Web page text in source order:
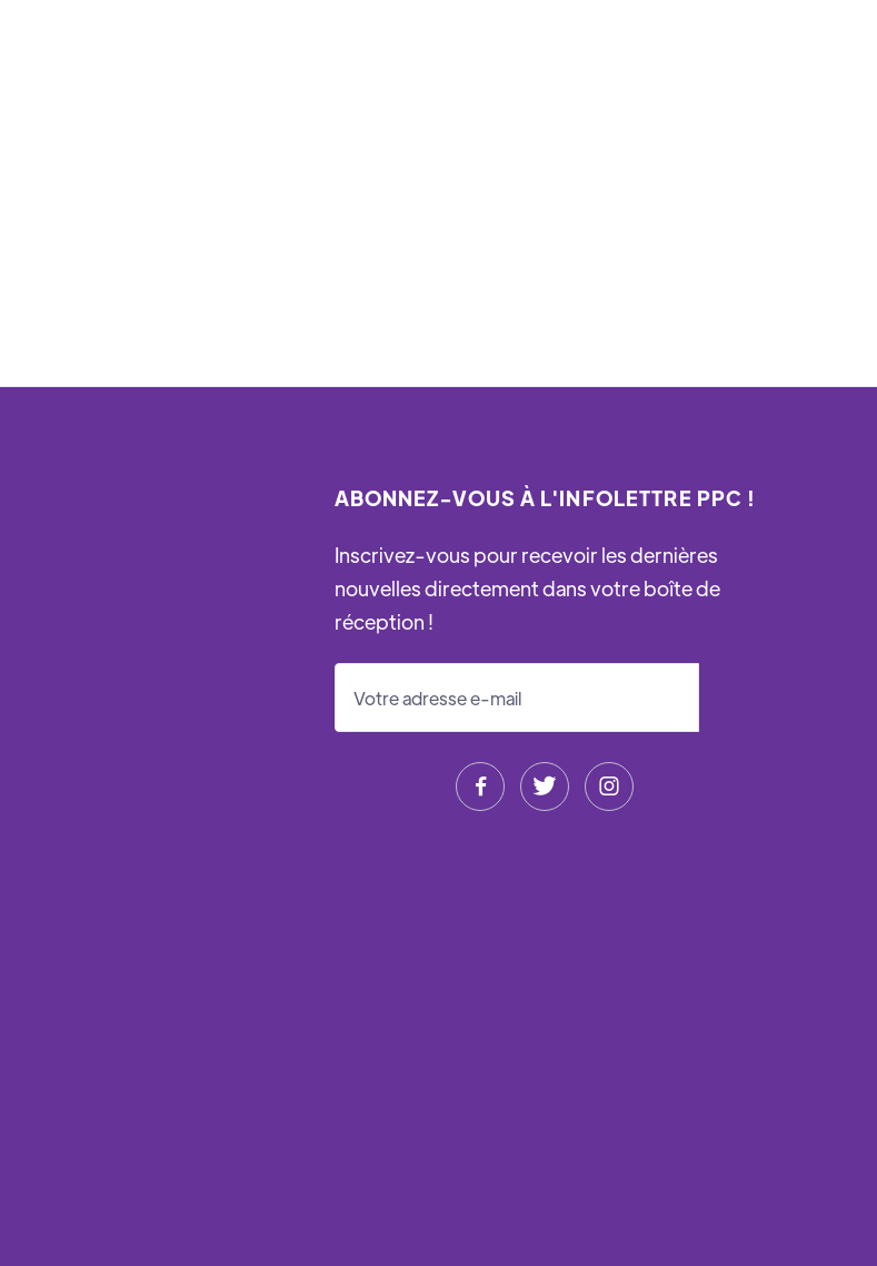
ABONNEZ-VOUS À L'INFOLETTRE PPC !
Inscrivez-vous pour recevoir les dernières
nouvelles directement dans votre boîte de
réception !
  